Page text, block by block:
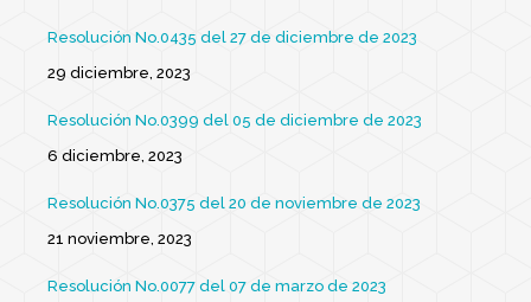
Resolución No.0435 del 27 de diciembre de 2023
29 diciembre, 2023
Resolución No.0399 del 05 de diciembre de 2023
6 diciembre, 2023
Resolución No.0375 del 20 de noviembre de 2023
21 noviembre, 2023
Resolución No.0077 del 07 de marzo de 2023